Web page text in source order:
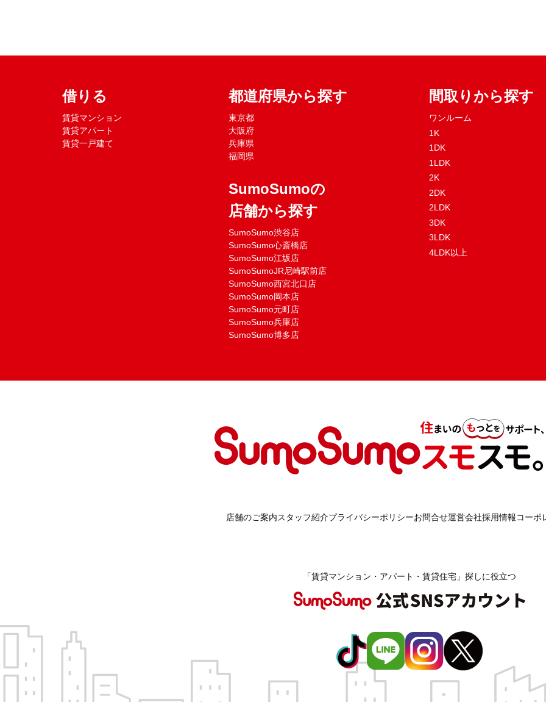
借りる
賃貸マンション
賃貸アパート
賃貸一戸建て
都道府県から探す
東京都
大阪府
兵庫県
福岡県
SumoSumoの
店舗から探す
SumoSumo渋谷店
SumoSumo心斎橋店
SumoSumo江坂店
SumoSumoJR尼崎駅前店
SumoSumo西宮北口店
SumoSumo岡本店
SumoSumo元町店
SumoSumo兵庫店
SumoSumo博多店
間取りから探す
ワンルーム
1K
1DK
1LDK
2K
2DK
2LDK
3DK
3LDK
4LDK以上
店舗のご案内スタッフ紹介プライバシーポリシーお問合せ運営会社採用情報コーポ
「賃貸マンション・アパート・賃貸住宅」探しに役立つ